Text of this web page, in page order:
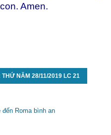
Amen.
NĂM 28/11/2019 LC 21
Roma bình an